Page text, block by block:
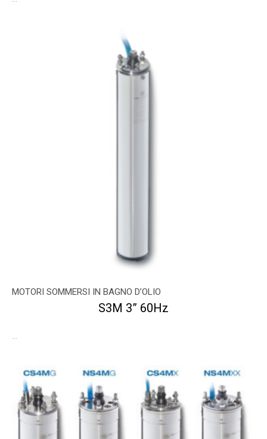
MOTORI SOMMERSI IN BAGNO D’OLIO
S3M 3” 60Hz
...